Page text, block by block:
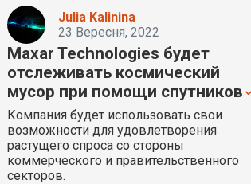
Julia Kalinina
23 Вересня, 2022
Maxar Technologies будет
отслеживать космический
мусор при помощи спутников
Компания будет использовать свои
возможности для удовлетворения
растущего спроса со стороны
коммерческого и правительственного
секторов.